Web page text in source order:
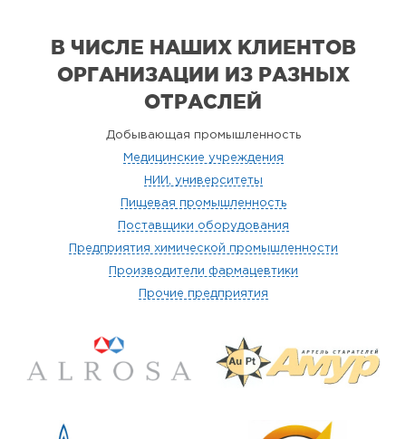
В ЧИСЛЕ НАШИХ КЛИЕНТОВ
ОРГАНИЗАЦИИ ИЗ РАЗНЫХ
ОТРАСЛЕЙ
Добывающая промышленность
Медицинские учреждения
НИИ, университеты
Пищевая промышленность
Поставщики оборудования
Предприятия химической промышленности
Производители фармацевтики
Прочие предприятия